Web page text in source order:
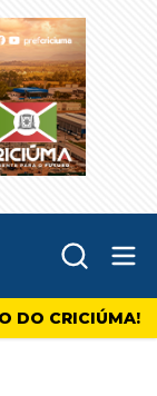
DO CRICIÚMA!